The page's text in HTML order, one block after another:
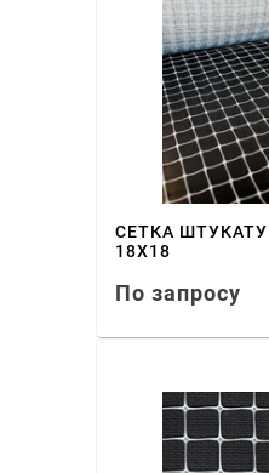
СЕТКА
18Х18
По запросу